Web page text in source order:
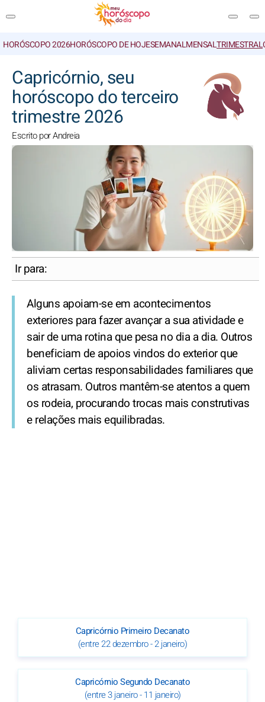
HORÓSCOPO 2026HORÓSCOPO DE HOJESEMANALMENSALTRIMESTRAL
Capricórnio, seu
horóscopo do terceiro
trimestre 2026
Escrito por Andreia
Ir para:
Alguns apoiam-se em acontecimentos
exteriores para fazer avançar a sua atividade e
sair de uma rotina que pesa no dia a dia. Outros
beneficiam de apoios vindos do exterior que
aliviam certas responsabilidades familiares que
os atrasam. Outros mantêm-se atentos a quem
os rodeia, procurando trocas mais construtivas
e relações mais equilibradas.
Capricórnio Primeiro Decanato
(entre 22 dezembro - 2 janeiro)
Capricórnio Segundo Decanato
(entre 3 janeiro - 11 janeiro)